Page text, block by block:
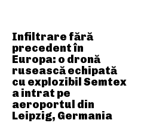
Infiltrare fără
precedent în
Europa: o dronă
rusească echipată
cu explozibil Semtex
a intrat pe
aeroportul din
Leipzig, Germania